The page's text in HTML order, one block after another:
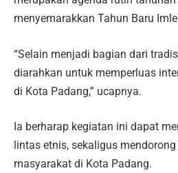
menyemarakkan Tahun Baru
“Selain menjadi bagian dari
diarahkan untuk memperluas
di Kota Padang,” ucapnya.
Ia berharap kegiatan ini dapat
lintas etnis, sekaligus
masyarakat di Kota Padang.